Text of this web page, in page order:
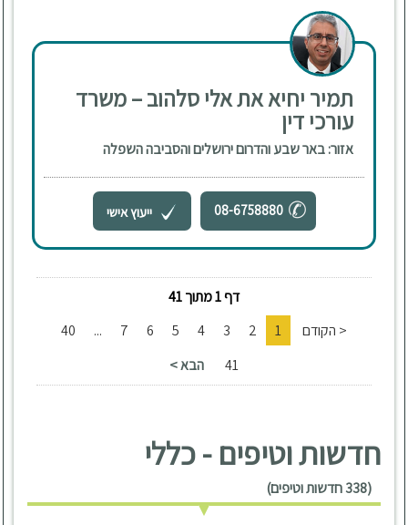
תמיר יחיא את אלי סלהוב – משרד
עורכי דין
אזור: באר שבע והדרום ירושלים והסביבה השפלה
08-6758880 ייעוץ אישי
דף 1 מתוך 41
< הקודם
1
2
3
4
5
6
7
...
40
41
הבא >
חדשות וטיפים - כללי
(338 חדשות וטיפים)